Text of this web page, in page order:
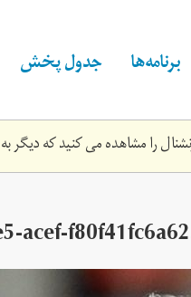
برنامه‌ها جدول پخش
را مشاهده می کنید که دیگر
acef-